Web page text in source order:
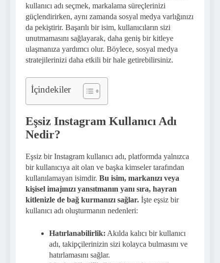
kullanıcı adı seçmek, markalama süreçlerinizi
güçlendirirken, aynı zamanda sosyal medya varlığınızı
da pekiştirir. Başarılı bir isim, kullanıcıların sizi
unutmamasını sağlayarak, daha geniş bir kitleye
ulaşmanıza yardımcı olur. Böylece, sosyal medya
stratejilerinizi daha etkili bir hale getirebilirsiniz.
İçindekiler
Eşsiz Instagram Kullanıcı Adı
Nedir?
Eşsiz bir Instagram kullanıcı adı, platformda yalnızca
bir kullanıcıya ait olan ve başka kimseler tarafından
kullanılamayan isimdir. Bu isim, markanızı veya
kişisel imajınızı yansıtmanın yanı sıra, hayran
kitlenizle de bağ kurmanızı sağlar. İşte eşsiz bir
kullanıcı adı oluşturmanın nedenleri:
Hatırlanabilirlik: Akılda kalıcı bir kullanıcı
adı, takipçilerinizin sizi kolayca bulmasını ve
hatırlamasını sağlar.